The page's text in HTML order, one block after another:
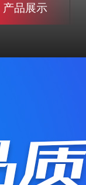
产品展示